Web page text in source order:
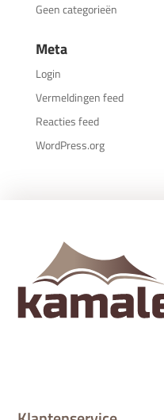
Geen categorieën
Meta
Login
Vermeldingen feed
Reacties feed
WordPress.org